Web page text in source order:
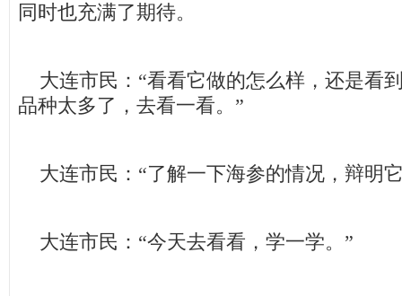
同时也充满了期待。
大连市民：“看看它做的怎么样，还是看
品种太多了，去看一看。”
大连市民：“了解一下海参的情况，辩明
大连市民：“今天去看看，学一学。”